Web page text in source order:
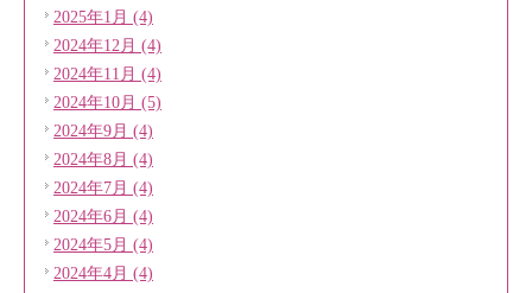
2025年1月 (4)
2024年12月 (4)
2024年11月 (4)
2024年10月 (5)
2024年9月 (4)
2024年8月 (4)
2024年7月 (4)
2024年6月 (4)
2024年5月 (4)
2024年4月 (4)